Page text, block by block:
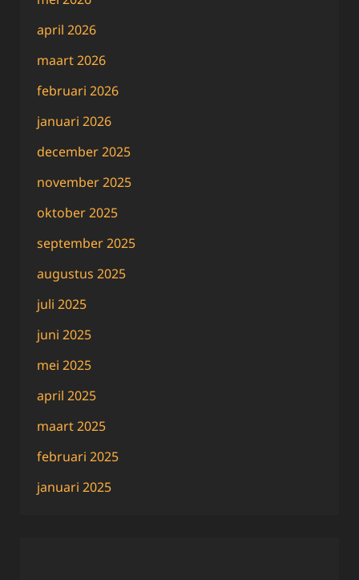
april 2026
maart 2026
februari 2026
januari 2026
december 2025
november 2025
oktober 2025
september 2025
augustus 2025
juli 2025
juni 2025
mei 2025
april 2025
maart 2025
februari 2025
januari 2025